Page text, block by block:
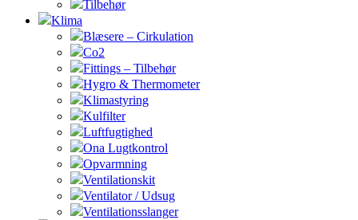
Tilbehør
Klima
Blæsere – Cirkulation
Co2
Fittings – Tilbehør
Hygro & Thermometer
Klimastyring
Kulfilter
Luftfugtighed
Ona Lugtkontrol
Opvarmning
Ventilationskit
Ventilator / Udsug
Ventilationsslanger